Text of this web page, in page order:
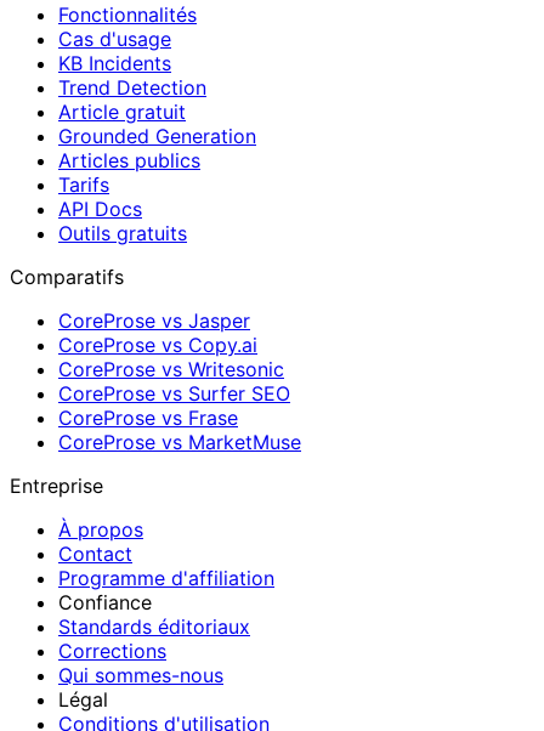
Fonctionnalités
Cas d'usage
KB Incidents
Trend Detection
Article gratuit
Grounded Generation
Articles publics
Tarifs
API Docs
Outils gratuits
Comparatifs
CoreProse vs Jasper
CoreProse vs Copy.ai
CoreProse vs Writesonic
CoreProse vs Surfer SEO
CoreProse vs Frase
CoreProse vs MarketMuse
Entreprise
À propos
Contact
Programme d'affiliation
Confiance
Standards éditoriaux
Corrections
Qui sommes-nous
Légal
Conditions d'utilisation